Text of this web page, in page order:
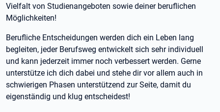
Vielfalt von Studienangeboten sowie deiner beruflichen
Möglichkeiten!
Berufliche Entscheidungen werden dich ein Leben lang
begleiten, jeder Berufsweg entwickelt sich sehr individuell
und kann jederzeit immer noch verbessert werden. Gerne
unterstütze ich dich dabei und stehe dir vor allem auch in
schwierigen Phasen unterstützend zur Seite, damit du
eigenständig und klug entscheidest!